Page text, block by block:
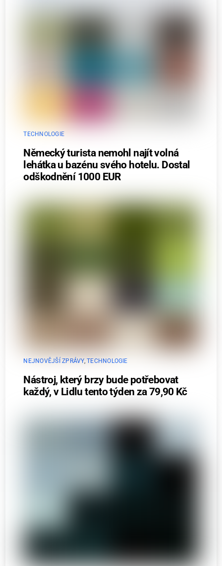
TECHNOLOGIE
Německý turista nemohl najít volná
lehátka u bazénu svého hotelu. Dostal
odškodnění 1000 EUR
NEJNOVĚJŠÍ ZPRÁVY,TECHNOLOGIE
Nástroj, který brzy bude potřebovat
každý, v Lidlu tento týden za 79,90 Kč